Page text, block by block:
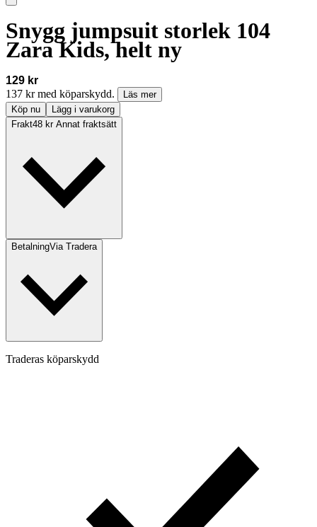
Snygg jumpsuit storlek 104
Zara Kids, helt ny
129 kr
137 kr med köparskydd.
Läs mer
Köp nu
Lägg i varukorg
Frakt48 kr Annat fraktsätt
BetalningVia Tradera
Traderas köparskydd